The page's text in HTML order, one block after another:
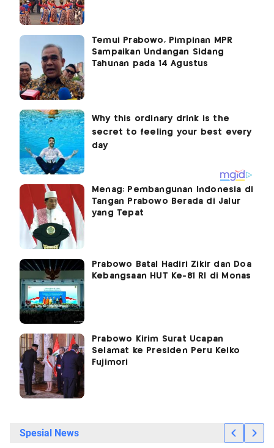
Temui Prabowo, Pimpinan MPR
Sampaikan Undangan Sidang
Tahunan pada 14 Agustus
Menag: Pembangunan Indonesia di
Tangan Prabowo Berada di Jalur
yang Tepat
Prabowo Batal Hadiri Zikir dan Doa
Kebangsaan HUT Ke-81 RI di Monas
Prabowo Kirim Surat Ucapan
Selamat ke Presiden Peru Keiko
Fujimori